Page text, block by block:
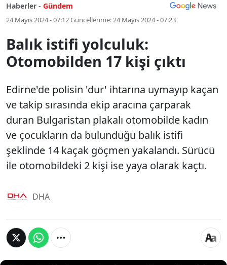
Haberler - Gündem
24 Mayıs 2024 - 07:12Güncellenme:24 Mayıs 2024 - 07:23
Balık istifi yolculuk:
Otomobilden 17 kişi çıktı
Edirne'de polisin 'dur' ihtarına uymayıp kaçan
ve takip sırasında ekip aracına çarparak
duran Bulgaristan plakalı otomobilde kadın
ve çocukların da bulunduğu balık istifi
şeklinde 14 kaçak göçmen yakalandı. Sürücü
ile otomobildeki 2 kişi ise yaya olarak kaçtı.
DHA